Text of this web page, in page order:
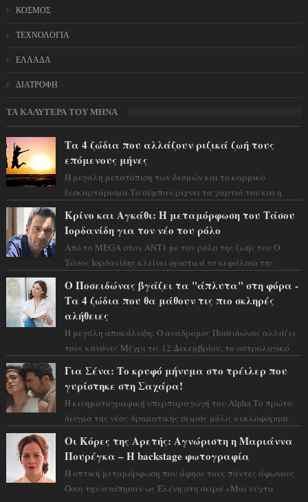
ΚΟΣΜΟΣ
ΤΕΧΝΟΛΟΓΙΑ
ΕΛΛΑΔΑ
ΔΙΑΤΡΟΦΗ
ΤΑ ΚΑΛΥΤΕΡΑ ΤΟΥ ΜΗΝΑ
Τα 4 ζώδια που αλλάζουν ριζικά ζωή τους
επόμενους μήνες
Η μεγάλη μετατόπιση των δεσμών και το καρμικό
ξεσκαρτάρισμα Το σύμπαν ρίχνει τα χαρτιά του και η
Κρίνο και Αγκάθι: Η μεταμόρφωση του Τάσου
Ιορδανίδη για τον νέο του ρόλο
Από το MEGA στον ΑΝΤ1 με τον ρόλο της ζωής του Ο
Τάσος Ιορδανίδης κλείνει οριστικά το κεφάλαιο της
Ο Ποσειδώνας βγάζει τα "άπλυτα" στη φόρα -
Τα 4 ζώδια που θα μάθουν τις πιο σκληρές
αλήθειες
Η μεγάλη αποκάλυψη: Ο ανάδρομος Ποσειδώνας αλλάζει
τους κανόνες Μέχρι τις 12 Δεκεμβρίου, το αστρολογικό
Για Σένα: Το κρυφό μήνυμα στο τρέιλερ που
γυρίστηκε στη Σαχάρα!
Η κινηματογραφική υπερπαραγωγή του Alpha Το πρώτο
δείγμα της νέας δραματικής σειράς μόλις κυκλοφόρησε
Οι Κόρες της Αρετής: Αγνώριστη η Μαριάννα
Πουρέγκα – H backstage φωτογραφία
Η οπτική μεταμόρφωση που άφησε τους πάντες άφωνους
Όσοι την αγάπησαν ως Ελένη στη σειρά «Μια νύχτα